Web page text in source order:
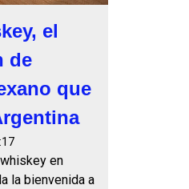
el
de
que
en
la bienvenida a